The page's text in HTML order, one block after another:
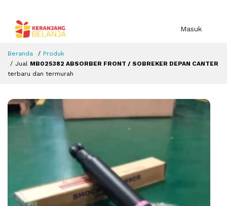
Masuk
Beranda
Produk
Jual MB025382 ABSORBER FRONT / SOBREKER DEPAN CANTER
terbaru dan termurah